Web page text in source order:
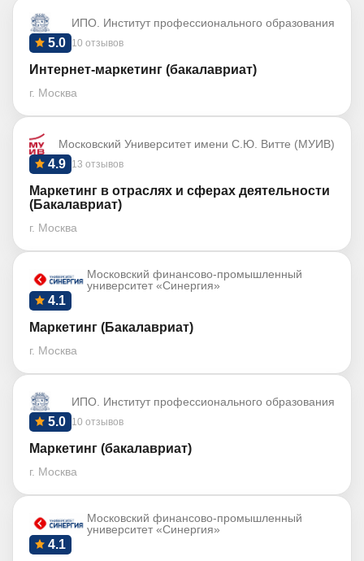
ИПО. Институт профессионального образования
10 отзывов
5.0
Интернет-маркетинг (бакалавриат)
г. Москва
Московский Университет имени С.Ю. Витте (МУИВ)
13 отзывов
4.9
Маркетинг в отраслях и сферах деятельности
(Бакалавриат)
г. Москва
Московский финансово-промышленный
университет «Синергия»
4.1
Маркетинг (Бакалавриат)
г. Москва
ИПО. Институт профессионального образования
10 отзывов
5.0
Маркетинг (бакалавриат)
г. Москва
Московский финансово-промышленный
университет «Синергия»
4.1